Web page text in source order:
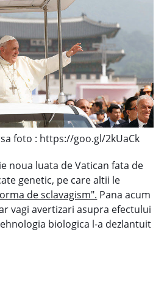
foto : https://goo.gl/2kUaCk
noua luata de Vatican fata de
genetic, pe care altii le
de sclavagism". Pana acum
vagi avertizari asupra efectului
biologica l-a dezlantuit